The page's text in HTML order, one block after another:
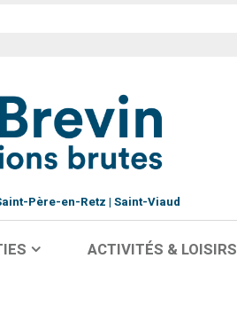
Père-en-Retz Saint-Viaud
ACTIVITÉS & LOISIRS